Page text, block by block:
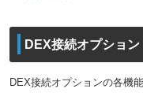
DEX接続オプション
DEX接続オプションの各機